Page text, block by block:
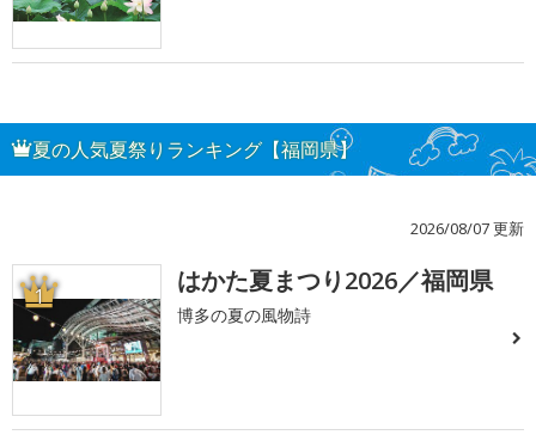
夏の人気夏祭りランキング【福岡県】
2026/08/07 更新
1 はかた夏まつり2026／福岡県
博多の夏の風物詩